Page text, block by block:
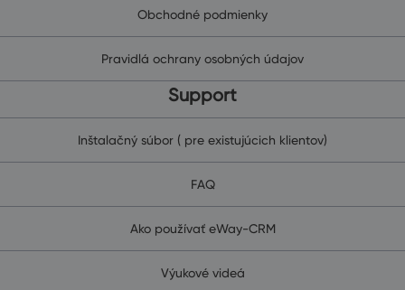
Obchodné podmienky
Pravidlá ochrany osobných údajov
Support
Inštalačný súbor ( pre existujúcich klientov)
FAQ
Ako používať eWay-CRM
Výukové videá